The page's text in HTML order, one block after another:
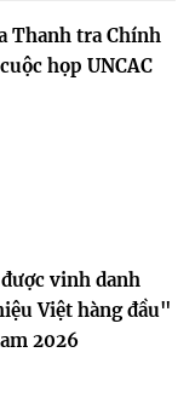
Thanh tra Chính
họp UNCAC
vinh danh
Việt hàng đầu"
2026